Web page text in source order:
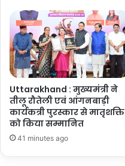
Uttarakhand : मुख्यमंत्री ने
तीलू रौतेली एवं आंगनबाड़ी
कार्यकत्री पुरस्कार से मातृशक्ति
को किया सम्मानित
41 minutes ago